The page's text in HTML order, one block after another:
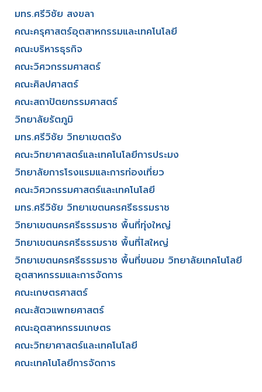
มทร.ศรีวิชัย สงขลา​
คณะครุศาสตร์อุตสาหกรรมและเทคโนโลยี​
คณะบริหารธุรกิจ​
คณะวิศวกรรมศาสตร์​
คณะศิลปศาสตร์​
คณะสถาปัตยกรรมศาสตร์
วิทยาลัยรัตภูมิ​
มทร.ศรีวิชัย วิทยาเขตตรัง
คณะวิทยาศาสตร์และเทคโนโลยีการประมง
วิทยาลัยการโรงแรมและการท่องเที่ยว
คณะวิศวกรรมศาสตร์และเทคโนโลยี
มทร.ศรีวิชัย วิทยาเขตนครศรีธรรมราช
วิทยาเขตนครศรีธรรมราช พื้นที่ทุ่งใหญ่
วิทยาเขตนครศรีธรรมราช พื้นที่ไสใหญ่
วิทยาเขตนครศรีธรรมราช พื้นที่ขนอม วิทยาลัยเทคโนโลยี
อุตสาหกรรมและการจัดการ
คณะเกษตรศาสตร์
คณะสัตวแพทยศาสตร์
คณะอุตสาหกรรมเกษตร
คณะวิทยาศาสตร์และเทคโนโลยี
คณะเทคโนโลยีการจัดการ